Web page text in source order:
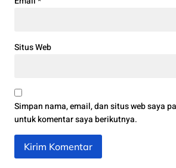
Situs Web
Simpan nama, email, dan situs web saya
untuk komentar saya berikutnya.